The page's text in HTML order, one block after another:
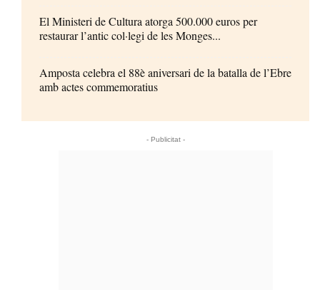
El Ministeri de Cultura atorga 500.000 euros per
restaurar l’antic col·legi de les Monges...
Amposta celebra el 88è aniversari de la batalla de l’Ebre
amb actes commemoratius
- Publicitat -